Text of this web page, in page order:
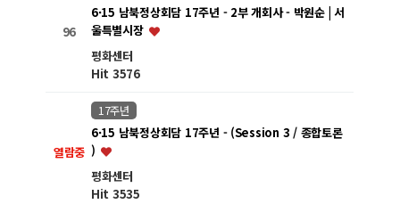
96
6·15 남북정상회담 17주년 - 2부 개회사 - 박원순 | 서
울특별시장
평화센터
Hit 3576
열람중
17주년
6·15 남북정상회담 17주년 - (Session 3 / 종합토론
)
평화센터
Hit 3535